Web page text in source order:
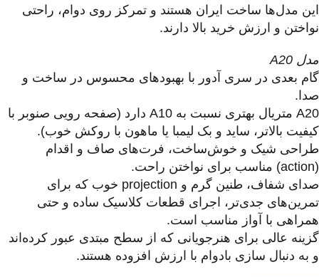
این مدل‌ها ساخت ایران هستند و تمرکز روی دوام، راحتی
نواختن و ارزش خرید بالا دارند.
مدل A20
گام بعدی در سری آدور با بهبودهای محسوس در ساخت و
صدا.
A20 متریال بهتری نسبت به A10 دارد (صفحه رویی صنوبر با
کیفیت بالاتر، ساید و بک لیمبا یا ماهون با روکش خوب).
طراحی شیک و خوش‌ساخت، فرت‌های صاف و اقدام
(action) مناسب برای نواختن راحت.
صدای شفاف، طنین گرم و projection خوب که برای
تمرین‌های جدی‌تر، اجرای قطعات کلاسیک ساده و حتی
همراهی با آواز مناسب است.
گزینه عالی برای هنرجویانی که از سطح مبتدی عبور کرده‌اند
و به دنبال سازی بادوام با ارزش افزوده هستند.